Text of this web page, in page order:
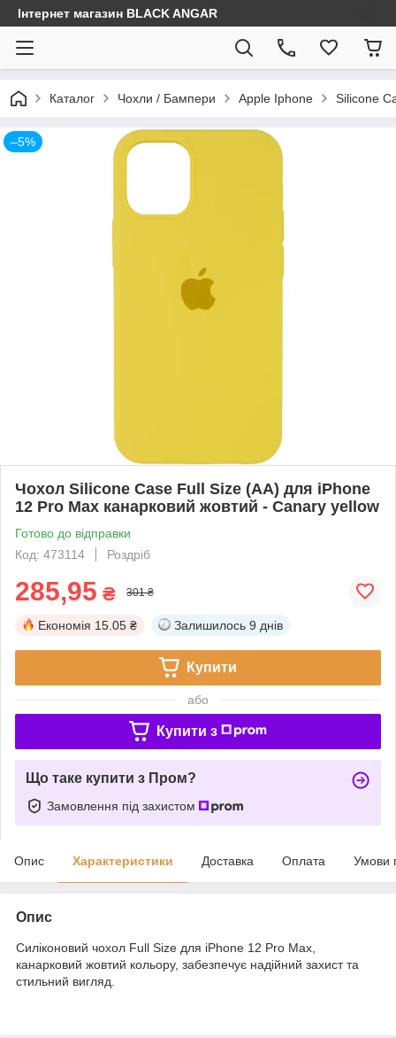
Інтернет магазин BLACK ANGAR
Каталог Чохли / Бампери Apple Iphone Silicone
–5%
Чохол Silicone Case Full Size (AA) для iPhone
12 Pro Max канарковий жовтий - Canary yellow
Готово до відправки
Код: 473114
Роздріб
285,95 ₴ 301 ₴
Економія 15.05 ₴ Залишилось 9 днів
Купити
або
Купити з
Що таке купити з Пром?
Замовлення під захистом
Опис Характеристики Доставка Оплата Умови
Опис
Силіконовий чохол Full Size для iPhone 12 Pro Max,
канарковий жовтий кольору, забезпечує надійний захист та
стильний вигляд.